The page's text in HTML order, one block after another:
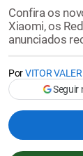
Confira os
Xiaomi, os
anunciados
PorVITOR
Seguir